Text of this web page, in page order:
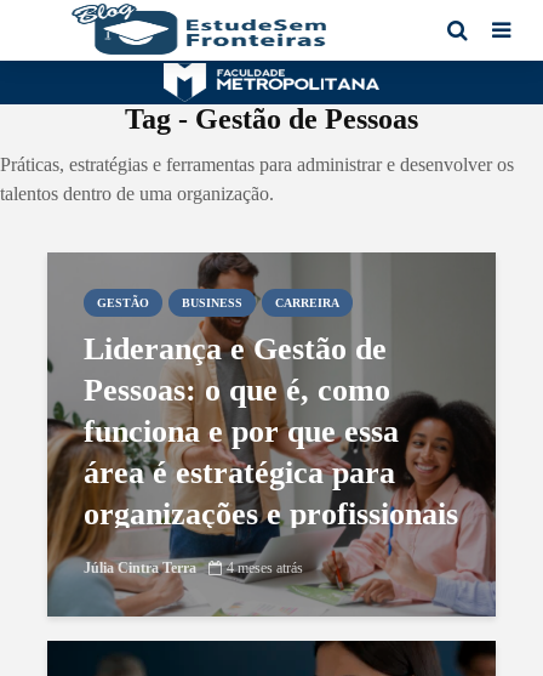
Tag - Gestão de Pessoas
Práticas, estratégias e ferramentas para administrar e desenvolver os
talentos dentro de uma organização.
GESTÃO BUSINESS CARREIRA
Liderança e Gestão de
Pessoas: o que é, como
funciona e por que essa
área é estratégica para
organizações e profissionais
Júlia Cintra Terra 4 meses atrás